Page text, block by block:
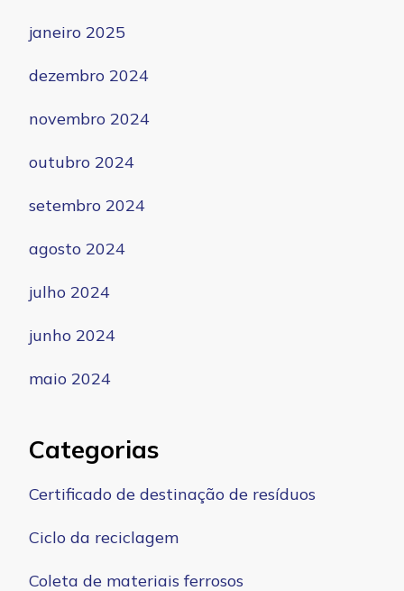
janeiro 2025
dezembro 2024
novembro 2024
outubro 2024
setembro 2024
agosto 2024
julho 2024
junho 2024
maio 2024
Categorias
Certificado de destinação de resíduos
Ciclo da reciclagem
Coleta de materiais ferrosos